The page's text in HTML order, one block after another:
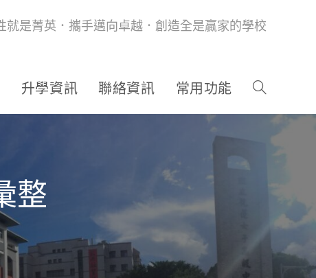
就是菁英．攜手邁向卓越．創造全是贏家的學校
升學資訊 聯絡資訊 常用功能
整